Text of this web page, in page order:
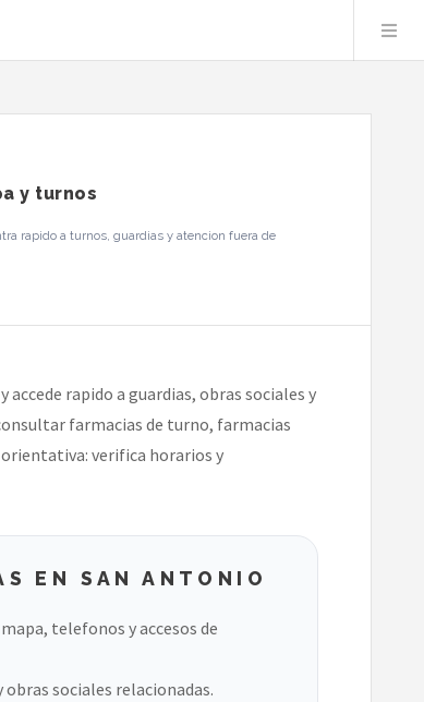
y turnos
rapido a turnos, guardias y atencion fuera de
rapido a guardias, obras sociales y
farmacias de turno, farmacias
verifica horarios y
EN SAN ANTONIO
telefonos y accesos de
sociales relacionadas.